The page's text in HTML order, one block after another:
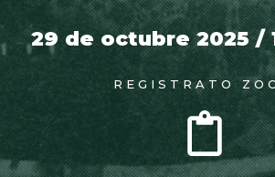
29 de octubre 2025 /
REGISTRATO